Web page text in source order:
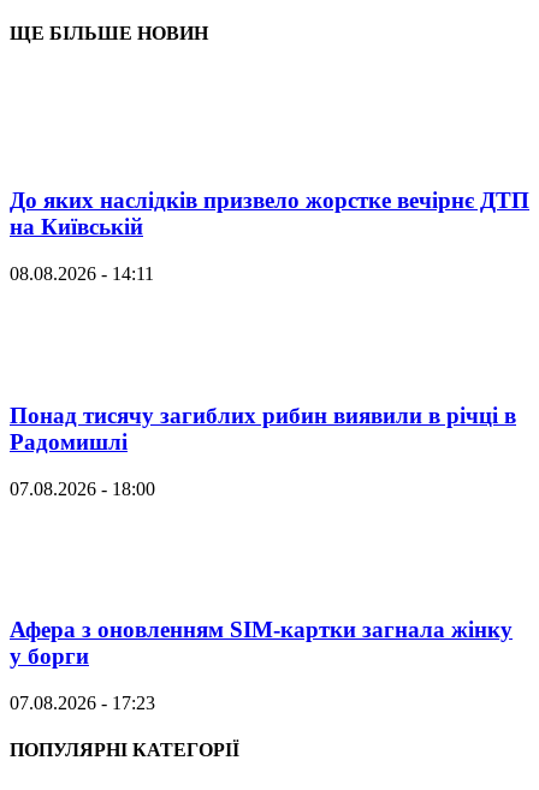
ЩЕ БІЛЬШЕ НОВИН
До яких наслідків призвело жорстке вечірнє ДТП
на Київській
08.08.2026 - 14:11
Понад тисячу загиблих рибин виявили в річці в
Радомишлі
07.08.2026 - 18:00
Афера з оновленням SIM-картки загнала жінку
у борги
07.08.2026 - 17:23
ПОПУЛЯРНІ КАТЕГОРІЇ